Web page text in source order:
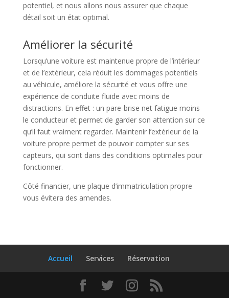
potentiel, et nous allons nous assurer que chaque
détail soit un état optimal.
Améliorer la sécurité
Lorsqu’une voiture est maintenue propre de l’intérieur
et de l’extérieur, cela réduit les dommages potentiels
au véhicule, améliore la sécurité et vous offre une
expérience de conduite fluide avec moins de
distractions. En effet : un pare-brise net fatigue moins
le conducteur et permet de garder son attention sur ce
qu’il faut vraiment regarder. Maintenir l’extérieur de la
voiture propre permet de pouvoir compter sur ses
capteurs, qui sont dans des conditions optimales pour
fonctionner.
Côté financier, une plaque d’immatriculation propre
vous évitera des amendes.
Accueil Services Réservation